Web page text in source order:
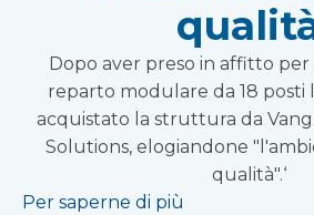
Dopo aver preso in affitto
reparto modulare da 18 posti
acquistato la struttura da
Solutions, elogiandone
qualità".‘
Per saperne di più